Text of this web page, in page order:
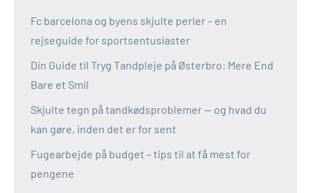
Fc barcelona og byens skjulte perler – en
rejseguide for sportsentusiaster
Din Guide til Tryg Tandpleje på Østerbro: Mere End
Bare et Smil
Skjulte tegn på tandkødsproblemer — og hvad du
kan gøre, inden det er for sent
Fugearbejde på budget – tips til at få mest for
pengene